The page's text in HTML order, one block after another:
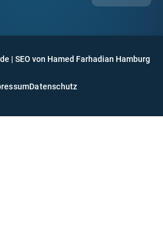
| SEO von Hamed Farhadian Hamburg
Datenschutz